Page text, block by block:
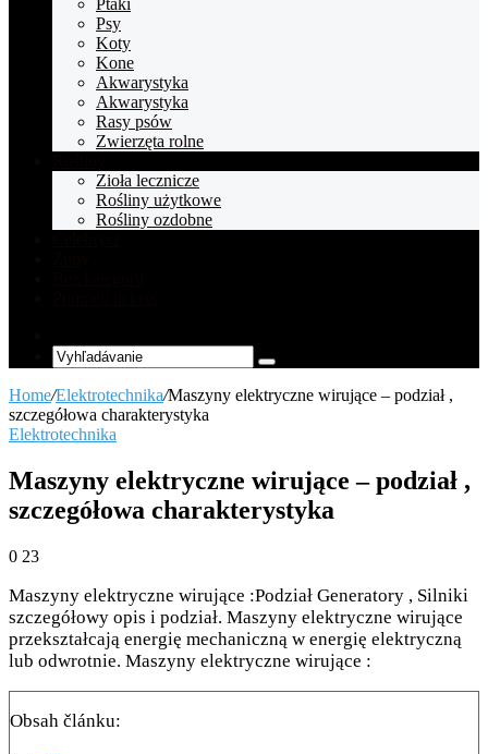
Ptaki
Psy
Koty
Kone
Akwarystyka
Akwarystyka
Rasy psów
Zwierzęta rolne
Zioła lecznicze
Rośliny użytkowe
Rośliny ozdobne
Article
Vyhľadávanie
Home/Elektrotechnika/Maszyny elektryczne wirujące – podział ,
szczegółowa charakterystyka
Elektrotechnika
Maszyny elektryczne wirujące – podział ,
szczegółowa charakterystyka
0 23
Maszyny elektryczne wirujące :Podział Generatory , Silniki
szczegółowy opis i podział. Maszyny elektryczne wirujące
przekształcają energię mechaniczną w energię elektryczną
lub odwrotnie. Maszyny elektryczne wirujące :
Obsah článku: